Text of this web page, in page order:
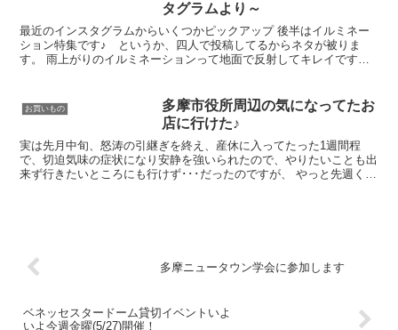
タグラムより～
最近のインスタグラムからいくつかピックアップ 後半はイルミネー
ション特集です♪ というか、四人で投稿してるからネタが被りま
す。 雨上がりのイルミネーションって地面で反射してキレイですよ
お買いもの
多摩市役所周辺の気になってたお
店に行けた♪
実は先月中旬、怒涛の引継ぎを終え、産休に入ってたった1週間程
で、切迫気味の症状になり安静を強いられたので、やりたいことも出
来ず行きたいところにも行けず･･･だったのですが、 やっと先週くら
多摩ニュータウン学会に参加します
ベネッセスタードーム貸切イベントいよ
いよ今週金曜(5/27)開催！